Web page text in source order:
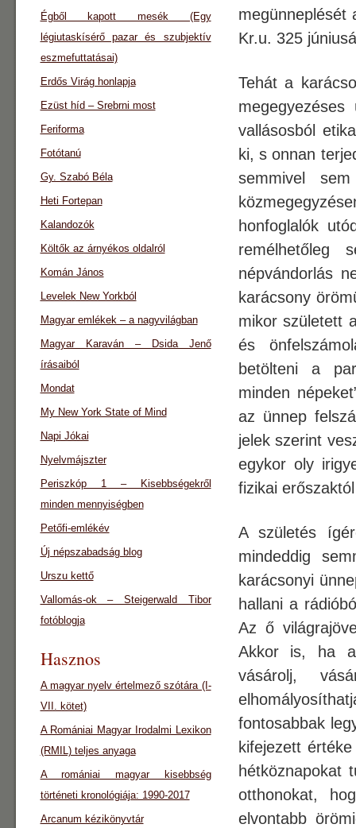
megünneplését
Kr.u. 325
Tehát a
vallásosból
ki, s onnan
semmivel
honfoglalók
remélhetőleg
népvándorlás
karácsony
mikor született
és
betölteni a
minden
az ünnep
jelek szerint
egykor oly
fizikai
A születés
mindeddig
karácsonyi
hallani a
Az ő
Akkor is, ha a
vásárolj,
fontosabbak
kifejezett
hétköznapokat
otthonokat,
elvontabb
Égből kapott mesék (Egy
légiutaskísérő pazar és szubjektív
eszmefuttatásai)
Erdős Virág honlapja
Ezüst híd – Srebrni most
Feriforma
Fotótanú
Gy. Szabó Béla
Heti Fortepan
Kalandozók
Költők az árnyékos oldalról
Komán János
Levelek New Yorkból
Magyar emlékek – a nagyvilágban
Magyar Karaván – Dsida Jenő
írásaiból
Mondat
My New York State of Mind
Napi Jókai
Nyelvmájszter
Periszkóp 1 – Kisebbségekről
minden mennyiségben
Petőfi-emlékév
Új népszabadság blog
Urszu kettő
Vallomás-ok – Steigerwald Tibor
fotóblogja
Hasznos
A magyar nyelv értelmező szótára (I-
VII. kötet)
A Romániai Magyar Irodalmi Lexikon
(RMIL) teljes anyaga
A romániai magyar kisebbség
történeti kronológiája: 1990-2017
Arcanum kézikönyvtár